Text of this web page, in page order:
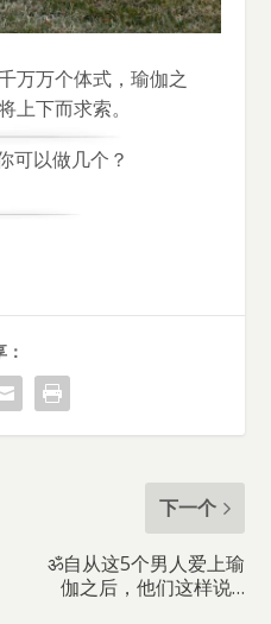
万万个体式，瑜伽之
上下而求索。
可以做几个？
下一个
ॐ自从这5个男人爱上瑜
伽之后，他们这样说…